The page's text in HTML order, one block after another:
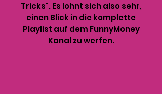
Tricks". Es lohnt sich also sehr,
einen Blick in die komplette
Playlist auf dem FunnyMoney
Kanal zu werfen.